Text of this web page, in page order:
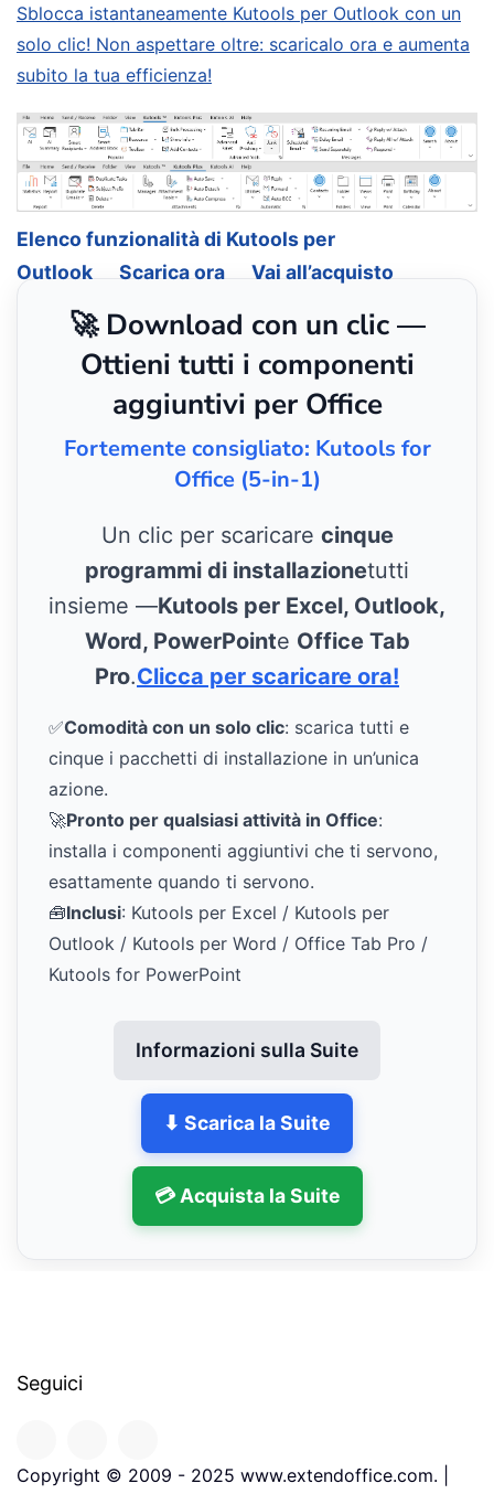
Sblocca istantaneamente Kutools per Outlook con un
solo clic! Non aspettare oltre: scaricalo ora e aumenta
subito la tua efficienza!
Elenco funzionalità di Kutools per
Outlook
Scarica ora Vai all’acquisto
🚀 Download con un clic —
Ottieni tutti i componenti
aggiuntivi per Office
Fortemente consigliato: Kutools for
Office (5-in-1)
Un clic per scaricare cinque
programmi di installazionetutti
insieme —Kutools per Excel, Outlook,
Word, PowerPointe Office Tab
Pro.Clicca per scaricare ora!
✅Comodità con un solo clic: scarica tutti e
cinque i pacchetti di installazione in un’unica
azione.
🚀Pronto per qualsiasi attività in Office:
installa i componenti aggiuntivi che ti servono,
esattamente quando ti servono.
🧰Inclusi: Kutools per Excel / Kutools per
Outlook / Kutools per Word / Office Tab Pro /
Kutools for PowerPoint
Informazioni sulla Suite
⬇ Scarica la Suite
💳 Acquista la Suite
Seguici
Copyright © 2009 - 2025 www.extendoffice.com. |